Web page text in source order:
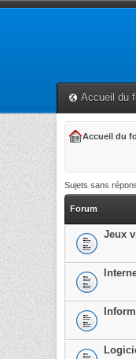
Accueil du
Accueil du
Sujets sans
Forum
Jeux